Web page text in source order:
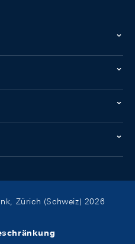
Zürich (Schweiz) 2026